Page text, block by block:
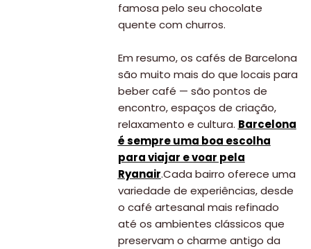
famosa pelo seu chocolate
quente com churros.
Em resumo, os cafés de Barcelona
são muito mais do que locais para
beber café — são pontos de
encontro, espaços de criação,
relaxamento e cultura. Barcelona
é sempre uma boa escolha
para viajar e voar pela
Ryanair.Cada bairro oferece uma
variedade de experiências, desde
o café artesanal mais refinado
até os ambientes clássicos que
preservam o charme antigo da